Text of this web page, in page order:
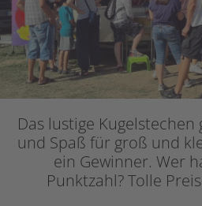
Das lustige
und Spaß für groß und
ein Gewinner. Wer
Punktzahl? Tolle